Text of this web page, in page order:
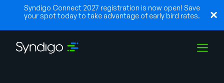
Syndigo Connect 2027 registration is now open! Save
your spot today to take advantage of early bird rates.